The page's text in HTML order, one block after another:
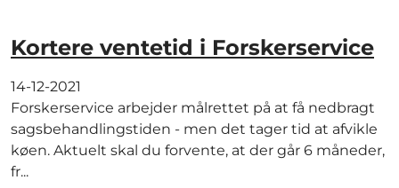
Kortere ventetid i Forskerservice
14-12-2021
Forskerservice arbejder målrettet på at få nedbragt
sagsbehandlingstiden - men det tager tid at afvikle
køen. Aktuelt skal du forvente, at der går 6 måneder,
fr...